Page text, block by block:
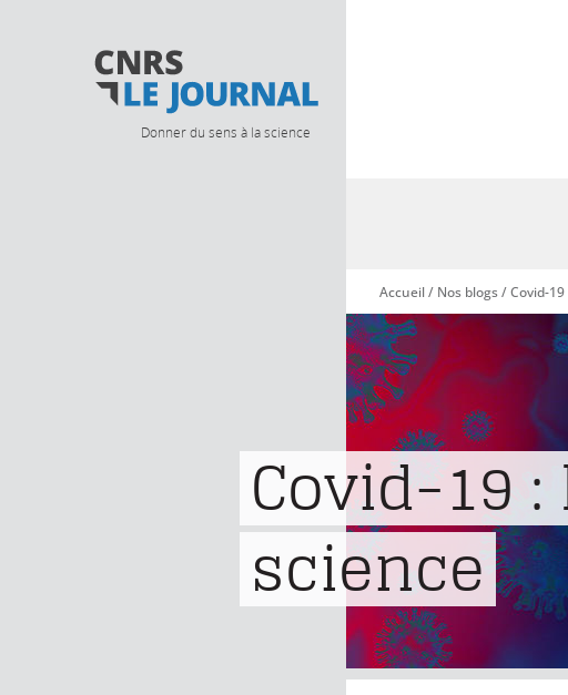
Donner du sens à la science
Vous êtes ici
Accueil/ Nos blogs/Covid-
Covid-19
science